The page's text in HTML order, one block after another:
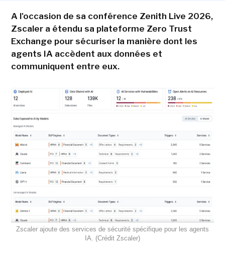
A l'occasion de sa conférence Zenith Live 2026,
Zscaler a étendu sa plateforme Zero Trust
Exchange pour sécuriser la manière dont les
agents IA accèdent aux données et
communiquent entre eux.
Zscaler ajoute des services de sécurité spécifique pour les agents
IA. (Crédit Zscaler)